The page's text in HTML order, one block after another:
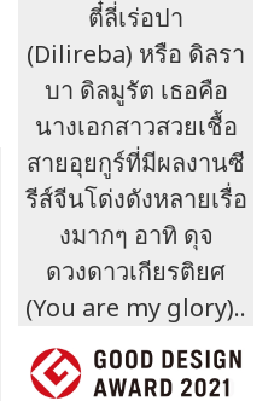
ตี๋ลี่เร่อปา
(Dilireba) หรือ ดิลรา
บา ดิลมูรัต เธอคือ
นางเอกสาวสวยเชื้อ
สายอุยกูร์ที่มีผลงานซี
รีส์จีนโด่งดังหลายเรื่อ
งมากๆ อาทิ ดุจ
ดวงดาวเกียรติยศ
(You are my glory)..